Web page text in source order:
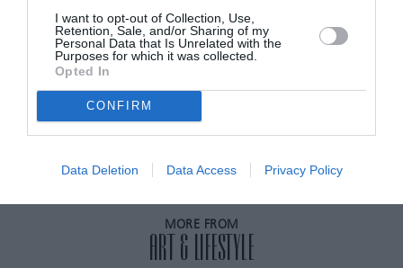
I want to opt-out of Collection, Use,
Retention, Sale, and/or Sharing of my
Personal Data that Is Unrelated with the
Purposes for which it was collected.
Opted In
CONFIRM
Data Deletion Data Access Privacy Policy
RELATED STORY
των Tina Fey και Amy Poehler στα
Golden Globes
MORE FROM
ART & LIFESTYLE